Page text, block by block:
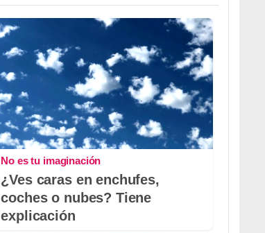
No es tu imaginación
¿Ves caras en enchufes,
coches o nubes? Tiene
explicación